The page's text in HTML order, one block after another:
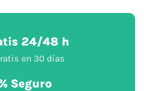
24/48 h
en 30 días
Seguro